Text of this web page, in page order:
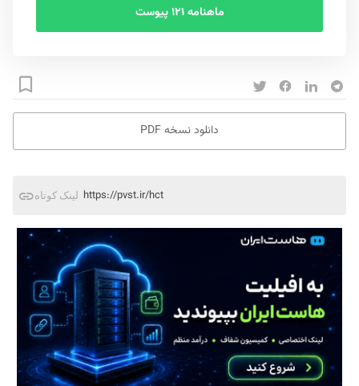
ماهنامه ۱۲۱ پیوست
دانلود نسخه PDF
لینک کوتاه https://pvst.ir/hct